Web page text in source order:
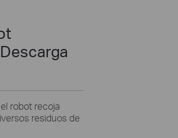
robot recoja
residuos de